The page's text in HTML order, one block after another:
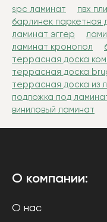
spc ламинат
пвх
барлинек паркетная
ламинат эггер
ламинат кронопол
террасная доска
террасная доска
террасная доска из
подложка под
виниловый ламинат
О компании:
О нас